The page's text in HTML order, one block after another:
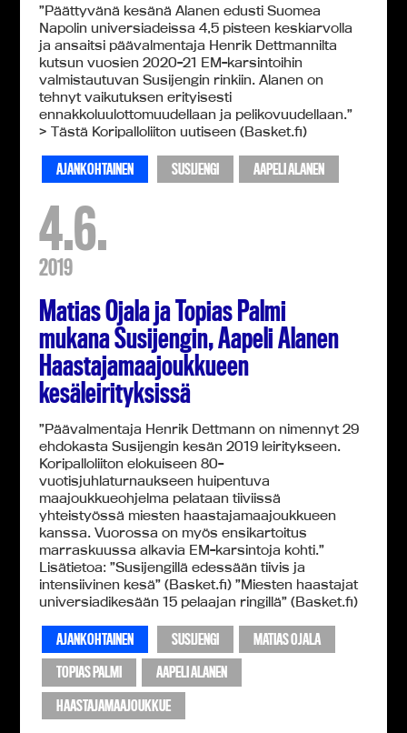
”Päättyvänä kesänä Alanen edusti Suomea
Napolin universiadeissa 4,5 pisteen keskiarvolla
ja ansaitsi päävalmentaja Henrik Dettmannilta
kutsun vuosien 2020-21 EM-karsintoihin
valmistautuvan Susijengin rinkiin. Alanen on
tehnyt vaikutuksen erityisesti
ennakkoluulottomuudellaan ja pelikovuudellaan.”
> Tästä Koripalloliiton uutiseen (Basket.fi)
AJANKOHTAINEN SUSIJENGI AAPELI ALANEN
4.6.
2019
Matias Ojala ja Topias Palmi
mukana Susijengin, Aapeli Alanen
Haastajamaajoukkueen
kesäleirityksissä
”Päävalmentaja Henrik Dettmann on nimennyt 29
ehdokasta Susijengin kesän 2019 leiritykseen.
Koripalloliiton elokuiseen 80-
vuotisjuhlaturnaukseen huipentuva
maajoukkueohjelma pelataan tiiviissä
yhteistyössä miesten haastajamaajoukkueen
kanssa. Vuorossa on myös ensikartoitus
marraskuussa alkavia EM-karsintoja kohti.”
Lisätietoa: ”Susijengillä edessään tiivis ja
intensiivinen kesä” (Basket.fi) ”Miesten haastajat
universiadikesään 15 pelaajan ringillä” (Basket.fi)
AJANKOHTAINEN SUSIJENGI
MATIAS OJALA
TOPIAS PALMI
AAPELI ALANEN
HAASTAJAMAAJOUKKUE